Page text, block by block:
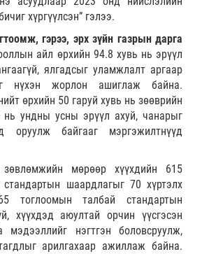
хүргүүлсэн” гэлээ.
гэрээ, эрх зүйн газрын дарга
айл өрхийн 94.8 хувь нь эрүүл
ялгадсыг уламжлалт аргаар
нүхэн жорлон ашиглаж байна.
өрхийн 50 гаруй хувь нь зөөврийн
нь ундны усны эрүүл ахуй, чанарыг
оруулж байгааг мэргэжилтнүүд
мөрөөр хүүхдийн 615
шаардлагыг 70 хүртэлх
тоглоомын талбай стандартын
хүүхдэд аюултай орчин үүсгэсэн
мэдээллийг нэгтгэн боловсруулж,
арилгахаар ажиллаж байна.